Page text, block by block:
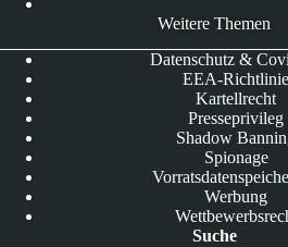
Weitere Themen
Datenschutz &
EEA-Richtlinie
Kartellrecht
Presseprivileg
Shadow
Spionage
Werbung
Suche